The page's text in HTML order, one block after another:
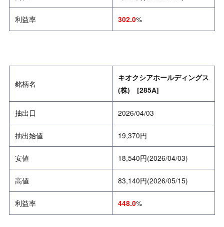
利益率 302.0%
銘柄名
キオクシアホールディングス
(株) [285A]
抽出日 2026/04/03
抽出始値 19,370円
安値 18,540円(2026/04/03)
高値 83,140円(2026/05/15)
利益率 448.0%